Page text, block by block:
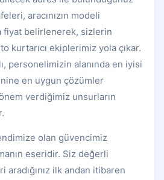
aracınızın modeli
fiyat belirlenerek, sizlerin
kurtarıcı ekiplerimiz yola çıkar.
personelimizin alanında en iyisi
en uygun çözümler
verdiğimiz unsurların
olan güvencimiz
eseridir. Siz değerli
ilk andan itibaren